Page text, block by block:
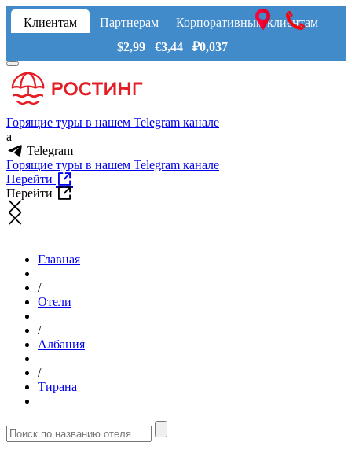
Клиентам Партнерам
Корпоративным клиентам
$2,99 €3,44 ₽0,037
Горящие туры в нашем Telegram канале
a
Telegram
Горящие туры в нашем Telegram канале
Перейти
Перейти
Главная
/
Отели
/
Албания
/
Тирана